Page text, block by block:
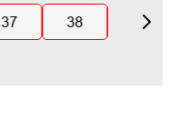
37 38